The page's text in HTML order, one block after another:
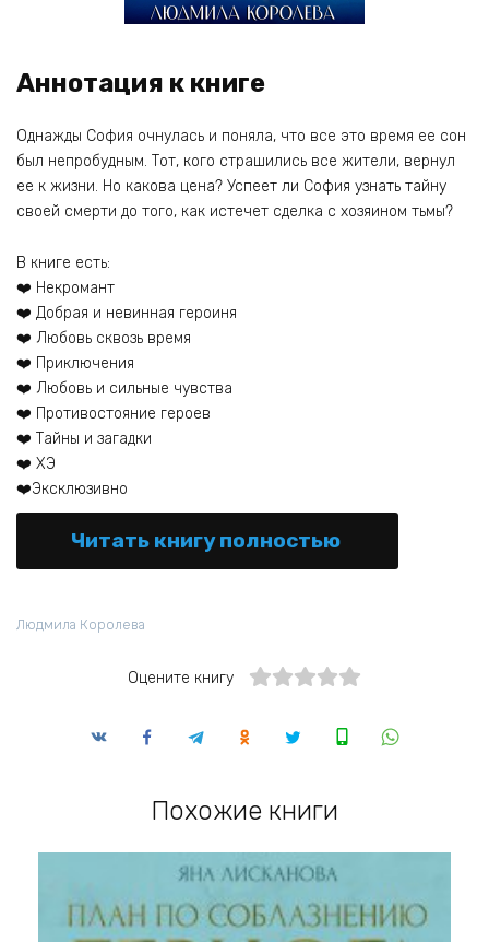
Аннотация к книге
Однажды София очнулась и поняла, что все это время ее сон
был непробудным. Тот, кого страшились все жители, вернул
ее к жизни. Но какова цена? Успеет ли София узнать тайну
своей смерти до того, как истечет сделка с хозяином тьмы?
В книге есть:
❤️ Некромант
❤️ Добрая и невинная героиня
❤️ Любовь сквозь время
❤️ Приключения
❤️ Любовь и сильные чувства
❤️ Противостояние героев
❤️ Тайны и загадки
❤️ ХЭ
❤️Эксклюзивно
Читать книгу полностью
Людмила Королева
Оцените книгу
Похожие книги